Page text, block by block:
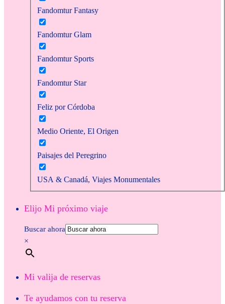
Fandomtur Fantasy
Fandomtur Glam
Fandomtur Sports
Fandomtur Star
Feliz por Córdoba
Medio Oriente, El Origen
Paisajes del Peregrino
USA & Canadá, Viajes Monumentales
Elijo Mi próximo viaje
Buscar ahora
×
Mi valija de reservas
Te ayudamos con tu reserva